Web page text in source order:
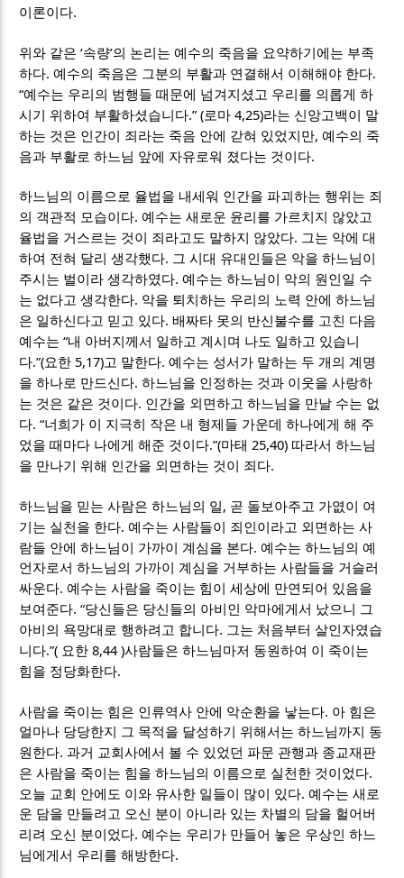
이론이다.
위와 같은‘속량’의 논리는 예수의 죽음을 요약하기에는 부족
하다.예수의 죽음은 그분의 부활과 연결해서 이해해야 한다.
“예수는 우리의 범행들 때문에 넘겨지셨고 우리를 의롭게 하
시기 위하여 부활하셨습니다.” (로마4,25)라는 신앙고백이 말
하는 것은 인간이 죄라는 죽음 안에 갇혀 있었지만,예수의 죽
음과 부활로 하느님 앞에 자유로워 졌다는 것이다.
하느님의 이름으로 율법을 내세워 인간을 파괴하는 행위는 죄
의 객관적 모습이다.예수는 새로운 윤리를 가르치지 않았고
율법을 거스르는 것이 죄라고도 말하지 않았다. 그는 악에 대
하여 전혀 달리 생각했다. 그 시대 유대인들은 악을 하느님이
주시는 벌이라 생각하였다.예수는 하느님이 악의 원인일 수
는 없다고 생각한다. 악을 퇴치하는 우리의 노력 안에 하느님
은 일하신다고 믿고 있다.배짜타 못의 반신불수를 고친 다음
예수는“내 아버지께서 일하고 계시며 나도 일하고 있습니
다.”(요한 5,17)고 말한다.예수는 성서가 말하는 두 개의 계명
을 하나로 만드신다.하느님을 인정하는 것과 이웃을 사랑하
는 것은 같은 것이다. 인간을 외면하고 하느님을 만날 수는 없
다. “너희가 이 지극히 작은 내 형제들 가운데 하나에게 해 주
었을 때마다 나에게 해준 것이다.”(마태 25,40) 따라서 하느님
을 만나기 위해 인간을 외면하는 것이 죄다.
하느님을 믿는 사람은 하느님의 일, 곧 돌보아주고 가엾이 여
기는 실천을 한다.예수는 사람들이 죄인이라고 외면하는 사
람들 안에 하느님이 가까이 계심을 본다.예수는 하느님의 예
언자로서 하느님의 가까이 계심을 거부하는 사람들을 거슬러
싸운다.예수는 사람을 죽이는 힘이 세상에 만연되어 있음을
보여준다. “당신들은 당신들의 아비인 악마에게서 났으니 그
아비의 욕망대로 행하려고 합니다. 그는 처음부터 살인자였습
니다.”( 요한8,44 )사람들은 하느님마저 동원하여 이 죽이는
힘을 정당화한다.
사람을 죽이는 힘은 인류역사 안에 악순환을 낳는다. 아 힘은
얼마나 당당한지 그 목적을 달성하기 위해서는 하느님까지 동
원한다.과거 교회사에서 볼 수 있었던 파문 관행과 종교재판
은 사람을 죽이는 힘을 하느님의 이름으로 실천한 것이었다.
오늘 교회 안에도 이와 유사한 일들이 많이 있다.예수는 새로
운 담을 만들려고 오신 분이 아니라 있는 차별의 담을 헐어버
리려 오신 분이었다.예수는 우리가 만들어 놓은 우상인 하느
님에게서 우리를 해방한다.